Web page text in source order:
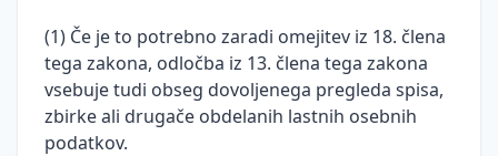
(1) Če je to potrebno zaradi omejitev iz 18. člena
tega zakona, odločba iz 13. člena tega zakona
vsebuje tudi obseg dovoljenega pregleda spisa,
zbirke ali drugače obdelanih lastnih osebnih
podatkov.